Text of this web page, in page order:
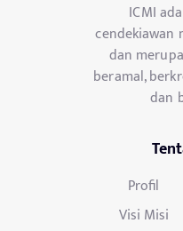
ICMI
cendekiawan
dan
beramal,
dan
Profil
Visi Misi